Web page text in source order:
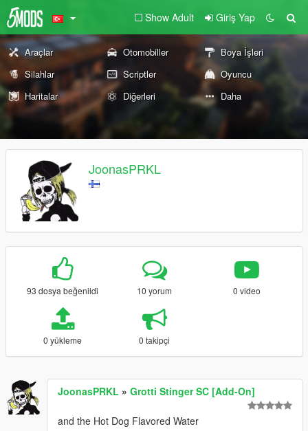
Show Adult Giriş Yap
Araçlar Otomobiller
Boya İşleri
Silahlar
Scriptler
Oyuncu
Haritalar
Diğerleri Daha
JoonasPRKL
93 dosya beğenildi 10 yorum 0 video
0 yükleme 0 takipçi
JoonasPRKL » Grotti Stinger SC [Add-On]
and the Hot Dog Flavored Water